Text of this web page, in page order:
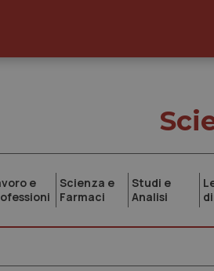
e
Scienza e
Farmaci
Studi e
Analisi